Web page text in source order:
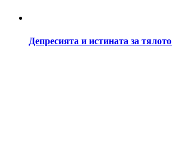
Депресията и истината за тялото